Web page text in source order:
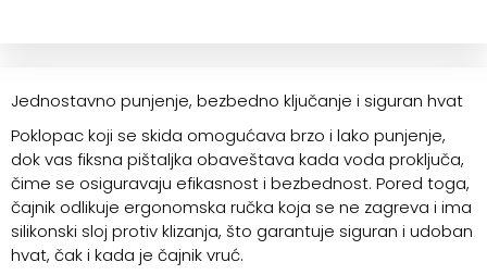
Jednostavno punjenje, bezbedno ključanje i siguran hvat
Poklopac koji se skida omogućava brzo i lako punjenje,
dok vas fiksna pištaljka obaveštava kada voda proključa,
čime se osiguravaju efikasnost i bezbednost. Pored toga,
čajnik odlikuje ergonomska ručka koja se ne zagreva i ima
silikonski sloj protiv klizanja, što garantuje siguran i udoban
hvat, čak i kada je čajnik vruć.